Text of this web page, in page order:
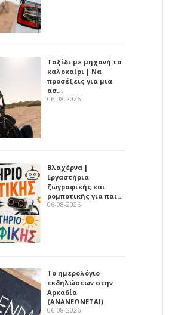
Ταξίδι με μηχανή το
καλοκαίρι | Να
προσέξεις για μια
ασ…
06-08-2026
Βλαχέρνα |
Εργαστήρια
ζωγραφικής και
ρομποτικής για παι…
06-08-2026
Το ημερολόγιο
εκδηλώσεων στην
Αρκαδία
(ΑΝΑΝΕΩΝΕΤΑΙ)
06-08-2026